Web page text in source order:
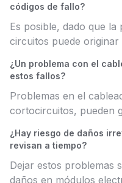
códigos de fallo?
Es posible, dado que la
circuitos puede
¿Un problema con el
estos fallos?
Problemas en el
cortocircuitos, pueden
¿Hay riesgo de daños
revisan a tiempo?
Dejar estos problemas
daños en módulos